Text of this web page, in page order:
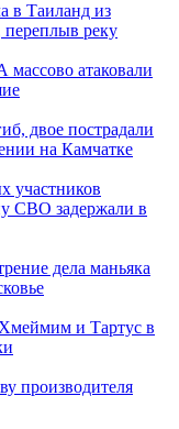
в Таиланд из
реку
атаковали
двое пострадали
на Камчатке
участников
СВО задержали в
дела маньяка
и Тартус в
производителя